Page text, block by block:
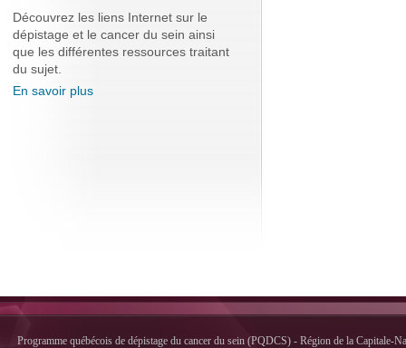
Découvrez les liens Internet sur le
dépistage et le cancer du sein ainsi
que les différentes ressources traitant
du sujet.
En savoir plus
Programme québécois de dépistage du cancer du sein (PQDCS) - Région de la Capitale-